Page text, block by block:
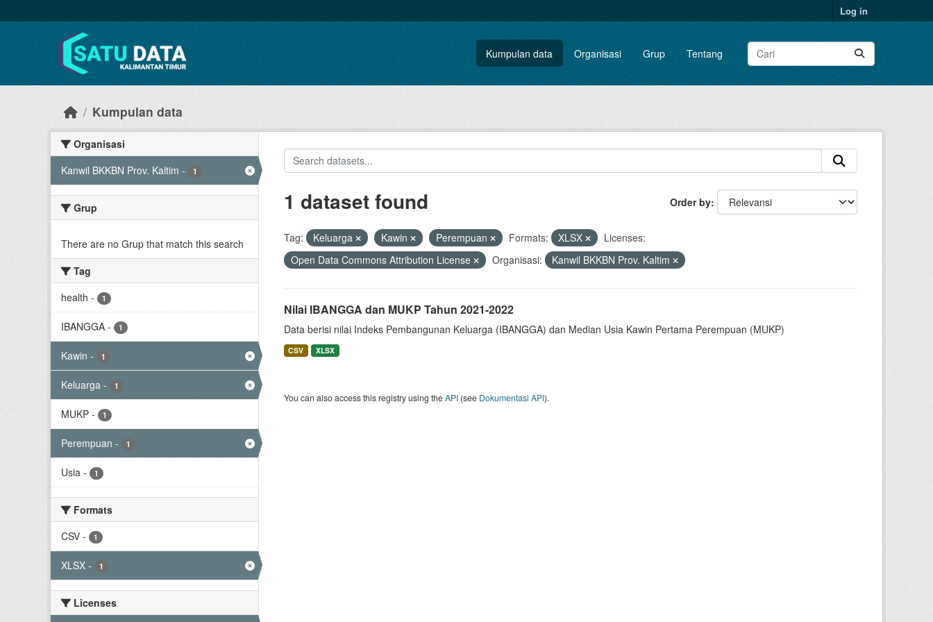
Log in
Kumpulan data Organisasi Grup Tentang
Kumpulan data
Organisasi
Kanwil BKKBN Prov. Kaltim - 1
Grup
There are no Grup that match this search
Tag
health - 1
IBANGGA - 1
Kawin - 1
Keluarga - 1
MUKP - 1
Perempuan - 1
Usia - 1
Formats
CSV - 1
XLSX - 1
Licenses
Order by
1 dataset found
Tag: Keluarga Kawin Perempuan Formats: XLSX
Licenses:
Open Data Commons Attribution License
Organisasi: Kanwil BKKBN Prov. Kaltim
Nilai IBANGGA dan MUKP Tahun 2021-2022
Data berisi nilai Indeks Pembangunan Keluarga (IBANGGA) dan Median Usia Kawin Pertama Perempuan (MUKP)
CSV XLSX
You can also access this registry using theAPI(see Dokumentasi API).